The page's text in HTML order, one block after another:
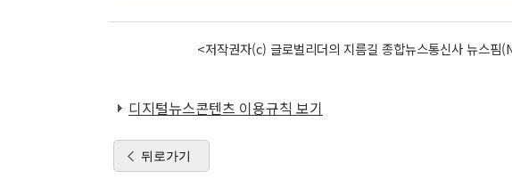
<저작권자(c) 글로벌리더의 지름길 종합뉴스통신사 뉴스
디지털뉴스콘텐츠 이용규칙 보기
뒤로가기